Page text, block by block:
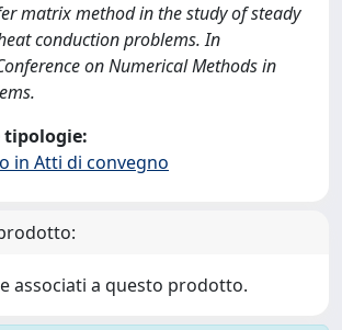
matrix method in the study of steady
conduction problems. In
on Numerical Methods in
tipologie:
in Atti di convegno
associati a questo prodotto.